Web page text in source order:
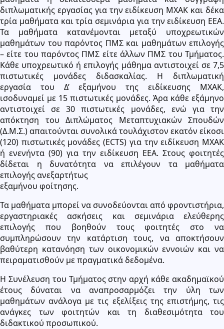
διπλωματικής εργασίας για την ειδίκευση ΜΧΑΚ και δέκα
τρία μαθήματα και τρία σεμινάρια για την ειδίκευση ΕΕΑ.
Τα μαθήματα κατανέμονται μεταξύ υποχρεωτικών
μαθημάτων του παρόντος ΠΜΣ και μαθημάτων επιλογής
– είτε του παρόντος ΠΜΣ είτε άλλων ΠΜΣ του Τμήματος.
Κάθε υποχρεωτικό ή επιλογής μάθημα αντιστοιχεί σε 7,5
πιστωτικές μονάδες διδασκαλίας. Η διπλωματική
εργασία του Δ’ εξαμήνου της ειδίκευσης ΜΧΑΚ,
ισοδυναμεί με 15 πιστωτικές μονάδες. Άρα κάθε εξάμηνο
αντιστοιχεί σε 30 πιστωτικές μονάδες, ενώ για την
απόκτηση του Διπλώματος Μεταπτυχιακών Σπουδών
(Δ.Μ.Σ.) απαιτούνται συνολικά τουλάχιστον εκατόν είκοσι
(120) πιστωτικές μονάδες (ECTS) για την ειδίκευση ΜΧΑΚ
ή ενενήντα (90) για την ειδίκευση ΕΕΑ. Στους φοιτητές
δίδεται η δυνατότητα να επιλέγουν τα μαθήματα
επιλογής ανεξαρτήτως
εξαμήνου φοίτησης.
Τα μαθήματα μπορεί να συνοδεύονται από φροντιστήρια,
εργαστηριακές ασκήσεις και σεμινάρια ελεύθερης
επιλογής που βοηθούν τους φοιτητές στο να
συμπληρώσουν την κατάρτιση τους, να αποκτήσουν
βαθύτερη κατανόηση των οικονομικών εννοιών και να
πειραματισθούν με πραγματικά δεδομένα.
Η Συνέλευση του Τμήματος στην αρχή κάθε ακαδημαϊκού
έτους δύναται να αναπροσαρμόζει την ύλη των
μαθημάτων ανάλογα με τις εξελίξεις της επιστήμης, τις
ανάγκες των φοιτητών και τη διαθεσιμότητα του
διδακτικού προσωπικού.